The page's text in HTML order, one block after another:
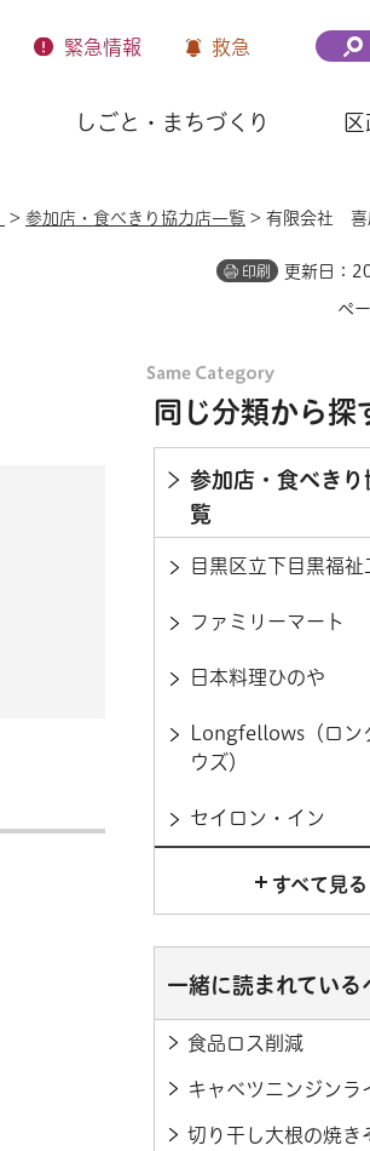
緊急情報 救急
しごと・まちづくり
> 参加店・食べきり協力店一覧 > 有限会社 喜
印刷 更新日：
ペ
同じ分類から探
参加店・食べきり
覧
目黒区立下目黒福祉
ファミリーマート
日本料理ひのや
Longfellows（ロン
ウズ）
セイロン・イン
すべて見る
一緒に読まれている
食品ロス削減
キャベツニンジンラ
切り干し大根の焼き